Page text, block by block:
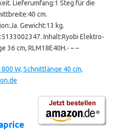
Lieferumfang:1 Steg für die
cm.
Gewicht:13 kg.
Inhalt:Ryobi Elektro-
36 cm, RLM18E40H.- – –
W, Schnittlänge 40 cm,